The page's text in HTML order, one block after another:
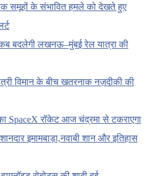
समूहों के संभावित हमले को देखते हुए
बदलेगी लखनऊ–मुंबई रेल यात्रा की
विमान के बीच खतरनाक नज़दीकी की
SpaceX रॉकेट आज चंद्रमा से टकराएगा
इमामबाड़ा,नवाबी शान और इतिहास